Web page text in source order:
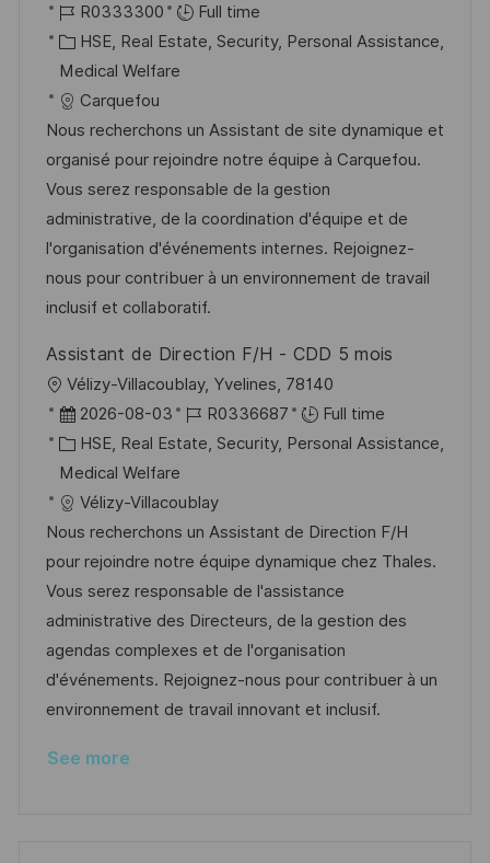
o
c
t
i
o
n
o
s
d
D
a
t
e
J
o
b
I
d
R0333300
Full time
C
a
t
e
g
o
r
y
HSE, Real Estate, Security, Personal Assistance,
Medical Welfare
Carquefou
Nous recherchons un Assistant de site dynamique et
organisé pour rejoindre notre équipe à Carquefou.
Vous serez responsable de la gestion
administrative, de la coordination d'équipe et de
l'organisation d'événements internes. Rejoignez-
nous pour contribuer à un environnement de travail
inclusif et collaboratif.
Assistant de Direction F/H - CDD 5 mois
L
o
c
t
i
o
n
Vélizy-Villacoublay, Yvelines, 78140
P
o
s
t
e
d
D
a
t
e
2026-08-03
J
o
I
d
R0336687
Full time
C
a
t
e
g
o
r
y
HSE, Real Estate, Security, Personal Assistance,
Medical Welfare
Vélizy-Villacoublay
Nous recherchons un Assistant de Direction F/H
pour rejoindre notre équipe dynamique chez Thales.
Vous serez responsable de l'assistance
administrative des Directeurs, de la gestion des
agendas complexes et de l'organisation
d'événements. Rejoignez-nous pour contribuer à un
environnement de travail innovant et inclusif.
See more